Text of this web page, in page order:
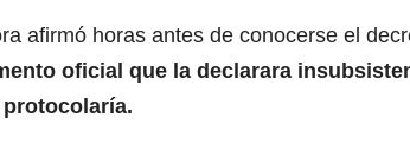
afirmó horas antes de conocerse el
oficial que la declarara